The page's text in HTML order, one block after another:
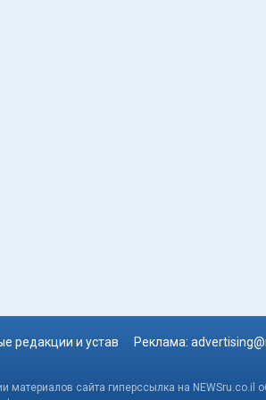
редакции и устав Реклама:
сайта гиперссылка на NEWSru.co.il